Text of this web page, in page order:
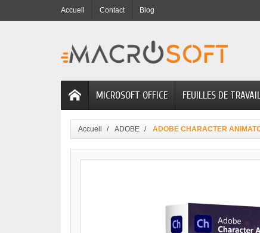
Accueil Contact Blog
MICROSOFT OFFICE FEUILLES DE
Accueil ADOBE ADOBE CHARACTER